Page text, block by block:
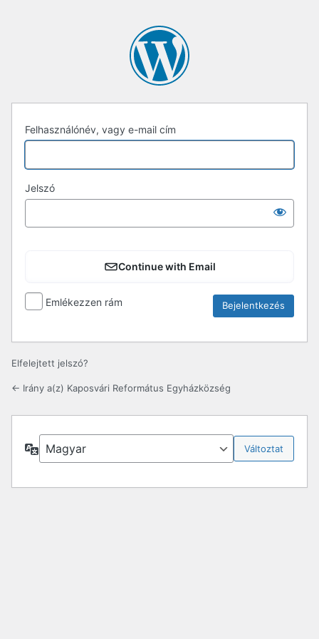
Felhasználónév, vagy e-mail cím
Jelszó
Continue with Email
Emlékezzen rám
Elfelejtett jelszó?
← Irány a(z) Kaposvári Református Egyházközség
Nyelv